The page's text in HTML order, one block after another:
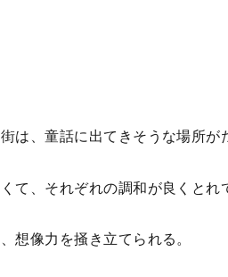
は、童話に出てきそうな場所が
て、それぞれの調和が良くとれ
想像力を掻き立てられる。